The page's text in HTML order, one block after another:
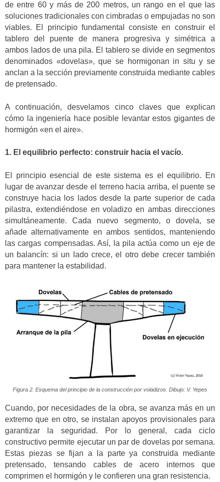
de entre 60 y más de 200 metros, un rango en el que las
soluciones tradicionales con cimbradas o empujadas no son
viables. El principio fundamental consiste en construir el
tablero del puente de manera progresiva y simétrica a
ambos lados de una pila. El tablero se divide en segmentos
denominados «dovelas», que se hormigonan in situ y se
anclan a la sección previamente construida mediante cables
de pretensado.
A continuación, desvelamos cinco claves que explican
cómo la ingeniería hace posible levantar estos gigantes de
hormigón «en el aire».
1. El equilibrio perfecto: construir hacia el vacío.
El principio esencial de este sistema es el equilibrio. En
lugar de avanzar desde el terreno hacia arriba, el puente se
construye hacia los lados desde la parte superior de cada
pilastra, extendiéndose en voladizo en ambas direcciones
simultáneamente. Cada nuevo segmento, o dovela, se
añade alternativamente en ambos sentidos, manteniendo
las cargas compensadas. Así, la pila actúa como un eje de
un balancín: si un lado crece, el otro debe crecer también
para mantener la estabilidad.
Figura 2. Esquema del principio de la construcción por voladizos. Dibujo: V. Yepes
Cuando, por necesidades de la obra, se avanza más en un
extremo que en otro, se instalan apoyos provisionales para
garantizar la seguridad. Por lo general, cada ciclo
constructivo permite ejecutar un par de dovelas por semana.
Estas piezas se fijan a la parte ya construida mediante
pretensado, tensando cables de acero internos que
comprimen el hormigón y le confieren una gran resistencia.